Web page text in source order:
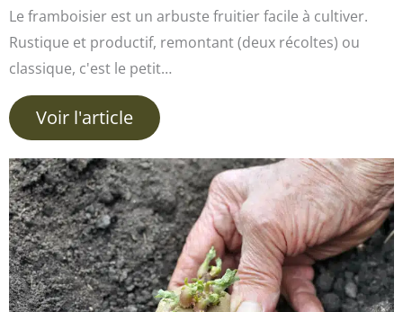
Le framboisier est un arbuste fruitier facile à cultiver.
Rustique et productif, remontant (deux récoltes) ou
classique, c'est le petit…
Voir l'article